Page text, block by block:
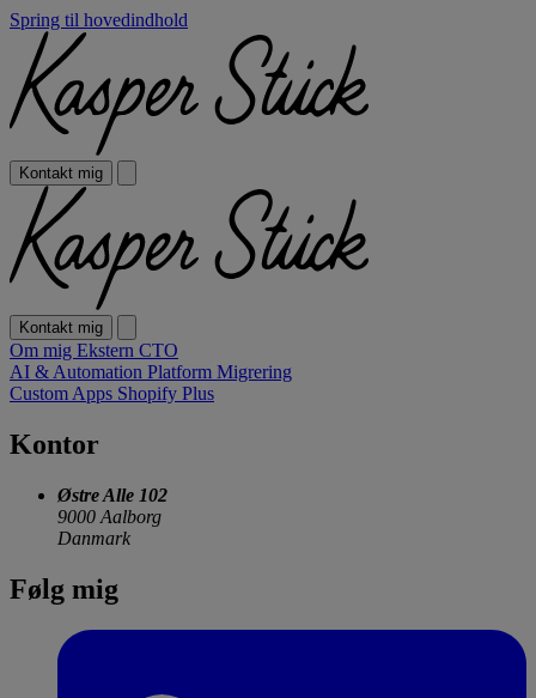
Spring til hovedindhold
Kontakt mig
Kontakt mig
Om mig Ekstern CTO
AI & Automation Platform Migrering
Custom Apps Shopify Plus
Kontor
Østre Alle 102
9000 Aalborg
Danmark
Følg mig